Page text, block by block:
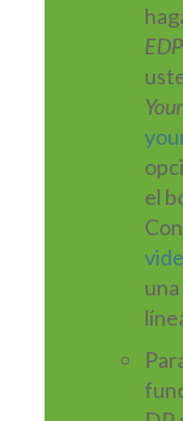
EDP
el